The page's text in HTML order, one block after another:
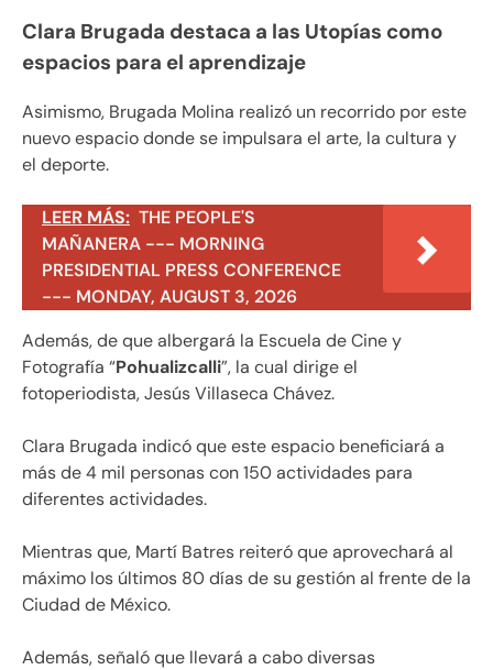
Clara Brugada destaca a las Utopías como
espacios para el aprendizaje
Asimismo, Brugada Molina realizó un recorrido por este
nuevo espacio donde se impulsara el arte, la cultura y
el deporte.
LEER MÁS: THE PEOPLE'S
MAÑANERA --- MORNING
PRESIDENTIAL PRESS CONFERENCE
--- MONDAY, AUGUST 3, 2026
Además, de que albergará la Escuela de Cine y
Fotografía “Pohualizcalli”, la cual dirige el
fotoperiodista, Jesús Villaseca Chávez.
Clara Brugada indicó que este espacio beneficiará a
más de 4 mil personas con 150 actividades para
diferentes actividades.
Mientras que, Martí Batres reiteró que aprovechará al
máximo los últimos 80 días de su gestión al frente de la
Ciudad de México.
Además, señaló que llevará a cabo diversas